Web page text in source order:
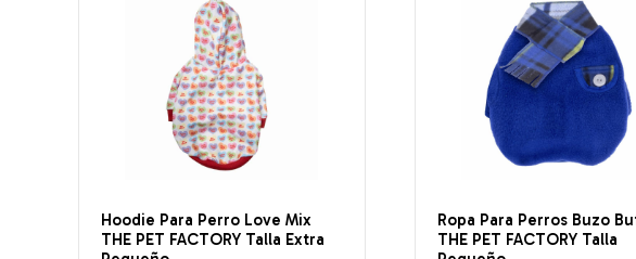
Hoodie Para Perro Love Mix
THE PET FACTORY Talla Extra
Ropa Para Perros Buzo
THE PET FACTORY Talla